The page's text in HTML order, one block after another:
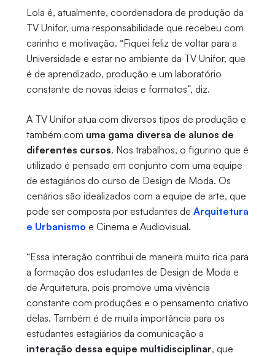
Lola é, atualmente, coordenadora de produção da
TV Unifor, uma responsabilidade que recebeu com
carinho e motivação. “Fiquei feliz de voltar para a
Universidade e estar no ambiente da TV Unifor, que
é de aprendizado, produção e um laboratório
constante de novas ideias e formatos”, diz.
A TV Unifor atua com diversos tipos de produção e
também com uma gama diversa de alunos de
diferentes cursos. Nos trabalhos, o figurino que é
utilizado é pensado em conjunto com uma equipe
de estagiários do curso de Design de Moda. Os
cenários são idealizados com a equipe de arte, que
pode ser composta por estudantes de Arquitetura
e Urbanismo e Cinema e Audiovisual.
“Essa interação contribui de maneira muito rica para
a formação dos estudantes de Design de Moda e
de Arquitetura, pois promove uma vivência
constante com produções e o pensamento criativo
delas. Também é de muita importância para os
estudantes estagiários da comunicação a
interação dessa equipe multidisciplinar, que